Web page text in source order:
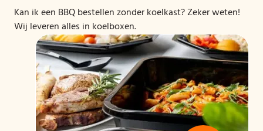
Kan ik een BBQ bestellen zonder koelkast? Zeker weten!
Wij leveren alles in koelboxen.